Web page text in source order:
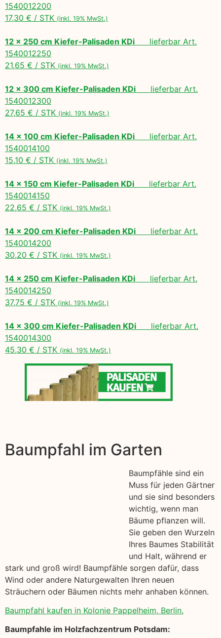
1540012200
17,30 € / STK (inkl. 19% MwSt.)
12 x 250 cm Kiefer-Palisaden KDi lieferbar Art.
1540012250
21,65 € / STK (inkl. 19% MwSt.)
12 x 300 cm Kiefer-Palisaden KDi lieferbar Art.
1540012300
27,65 € / STK (inkl. 19% MwSt.)
14 x 100 cm Kiefer-Palisaden KDi lieferbar Art.
1540014100
15,10 € / STK (inkl. 19% MwSt.)
14 x 150 cm Kiefer-Palisaden KDi lieferbar Art.
1540014150
22,65 € / STK (inkl. 19% MwSt.)
14 x 200 cm Kiefer-Palisaden KDi lieferbar Art.
1540014200
30,20 € / STK (inkl. 19% MwSt.)
14 x 250 cm Kiefer-Palisaden KDi lieferbar Art.
1540014250
37,75 € / STK (inkl. 19% MwSt.)
14 x 300 cm Kiefer-Palisaden KDi lieferbar Art.
1540014300
45,30 € / STK (inkl. 19% MwSt.)
Baumpfahl im Garten
Baumpfähle sind ein
Muss für jeden Gärtner
und sie sind besonders
wichtig, wenn man
Bäume pflanzen will.
Sie geben den Wurzeln
Ihres Baumes Stabilität
und Halt, während er
stark und groß wird! Baumpfähle sorgen dafür, dass
Wind oder andere Naturgewalten Ihren neuen
Sträuchern oder Bäumen nichts mehr anhaben können.
Baumpfahl kaufen in Kolonie Pappelheim, Berlin.
Baumpfahle im Holzfachzentrum Potsdam: